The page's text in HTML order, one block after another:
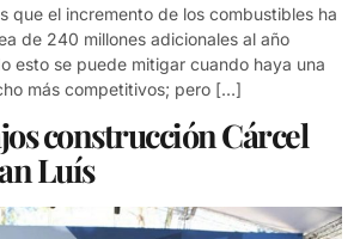
que el incremento de los combustibles ha
de 240 millones adicionales al año
esto se puede mitigar cuando haya una
más competitivos; pero […]
construcción Cárcel
Luís